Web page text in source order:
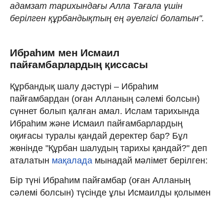
адамзат тарихындағы Алла Тағала үшін
берілген құрбандықтың ең әуелгісі болатын".
Ибраһим мен Исмаил
пайғамбарлардың қиссасы
Құрбандық шалу дәстүрі – Ибраһим
пайғамбардан (оған Алланың сәлемі болсын)
сүннет болып қалған амал. Ислам тарихында
Ибраһим және Исмаил пайғамбарлардың
оқиғасы туралы қандай деректер бар? Бұл
жөнінде "Құрбан шалудың тарихы қандай?" деп
аталатын мақалада мынадай мәлімет берілген:
Бір түні Ибраһим пайғамбар (оған Алланың
сәлемі болсын) түсінде ұлы Исмаилды қолымен